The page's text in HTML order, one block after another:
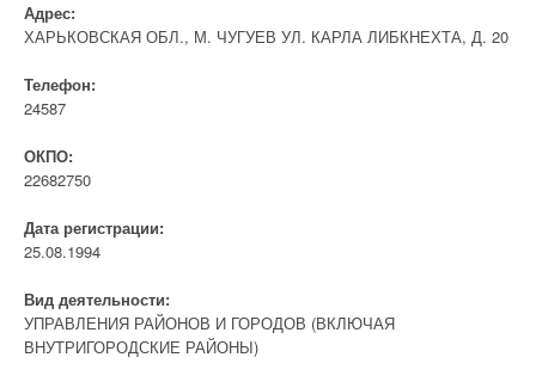
Адрес:
ХАРЬКОВСКАЯ ОБЛ., М. ЧУГУЕВ УЛ. КАРЛА ЛИБКНЕХТА, Д. 20
Телефон:
24587
ОКПО:
22682750
Дата регистрации:
25.08.1994
Вид деятельности:
УПРАВЛЕНИЯ РАЙОНОВ И ГОРОДОВ (ВКЛЮЧАЯ
ВНУТРИГОРОДСКИЕ РАЙОНЫ)